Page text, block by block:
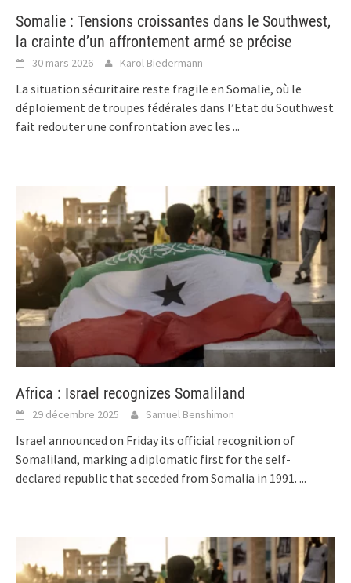
Somalie : Tensions croissantes dans le Southwest,
la crainte d’un affrontement armé se précise
30 mars 2026 Karol Biedermann
La situation sécuritaire reste fragile en Somalie, où le
déploiement de troupes fédérales dans l’Etat du Southwest
fait redouter une confrontation avec les ...
Africa : Israel recognizes Somaliland
29 décembre 2025 Samuel Benshimon
Israel announced on Friday its official recognition of
Somaliland, marking a diplomatic first for the self-
declared republic that seceded from Somalia in 1991. ...